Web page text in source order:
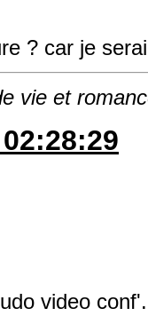
? car je
vie et
video conf'.